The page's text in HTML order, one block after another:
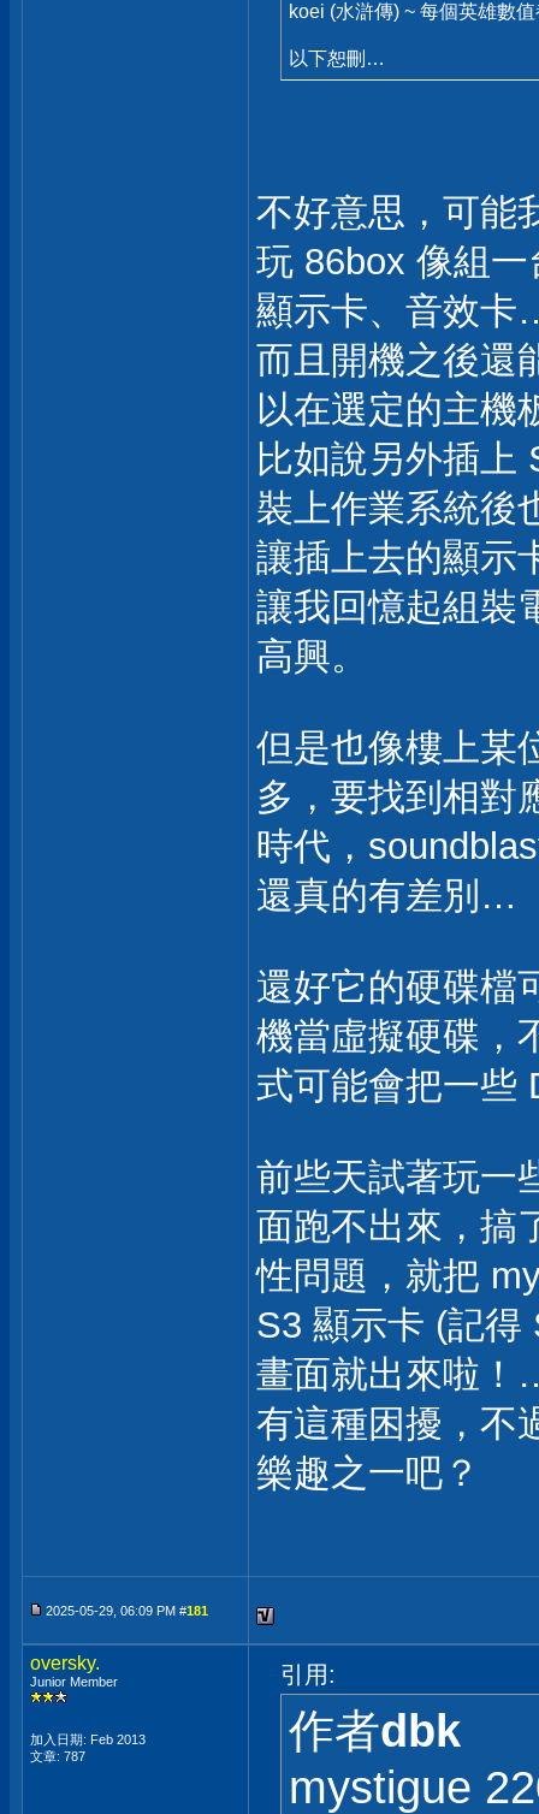
koei (水滸傳) ~ 每個英雄數
以下恕刪…
不好意思，可能
玩 86box 像組
顯示卡、音效
而且開機之後還
以在選定的主機
比如說另外插上
裝上作業系統後
讓插上去的顯示
讓我回憶起組裝
高興。
但是也像樓上某
多，要找到相對
時代，
還真的有差別…
還好它的硬碟檔
機當虛擬硬碟，
式可能會把一些
前些天試著玩一
面跑不出來，搞
性問題，就把
S3 顯示卡 (記得
畫面就出來啦！
有這種困擾，不
樂趣之一吧？
2025-05-29, 06:09 PM #181
oversky.
Junior Member
加入日期: Feb 2013
文章: 787
引用:
作者dbk
mystigue